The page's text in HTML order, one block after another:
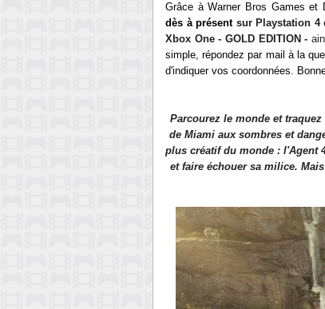
Grâce à Warner Bros Games et
dès à présentsur Playstation 4
Xbox One - GOLD EDITION -
simple, répondez par mail à la
d'indiquer vos coordonnées.
Parcourez le monde et
de Miami aux sombres et
plus créatif du monde : l'Agent
et faire échouer sa milice.